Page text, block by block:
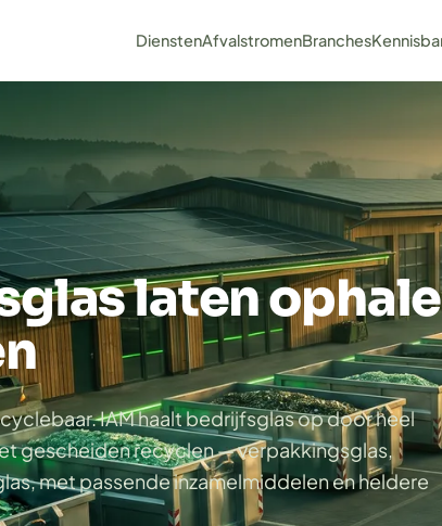
DienstenAfvalstromenBranches
laten
IAM haalt bedrijfsglas op door heel
gescheiden recyclen — verpakkingsglas,
met passende inzamelmiddelen en heldere